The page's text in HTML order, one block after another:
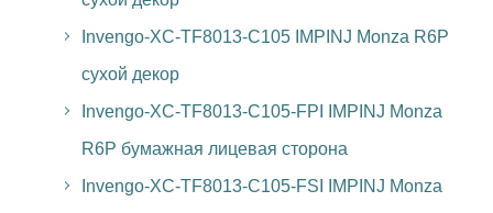
Invengo-XC-TF8013-C105 IMPINJ Monza R6P
сухой декор
Invengo-XC-TF8013-C105-FPI IMPINJ Monza
R6P бумажная лицевая сторона
Invengo-XC-TF8013-C105-FSI IMPINJ Monza